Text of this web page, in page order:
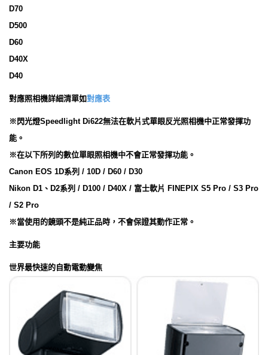
D70
D500
D60
D40X
D40
對應照相機詳細清單如對應表
※閃光燈Speedlight Di622無法在軟片式單眼反光照相機中正常發揮功
能。
※在以下所列的數位單眼照相機中不會正常發揮功能。
Canon EOS 1D系列 / 10D / D60 / D30
Nikon D1、D2系列 / D100 / D40X / 富士軟片 FINEPIX S5 Pro / S3 Pro
/ S2 Pro
※當使用的鏡頭不是純正品時，不會保證其動作正常。
主要功能
世界最快速的自動電動變焦